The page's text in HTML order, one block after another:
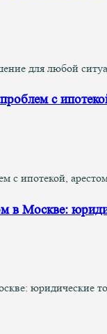
для любой
с
с ипотекой,
в Москве:
юридические